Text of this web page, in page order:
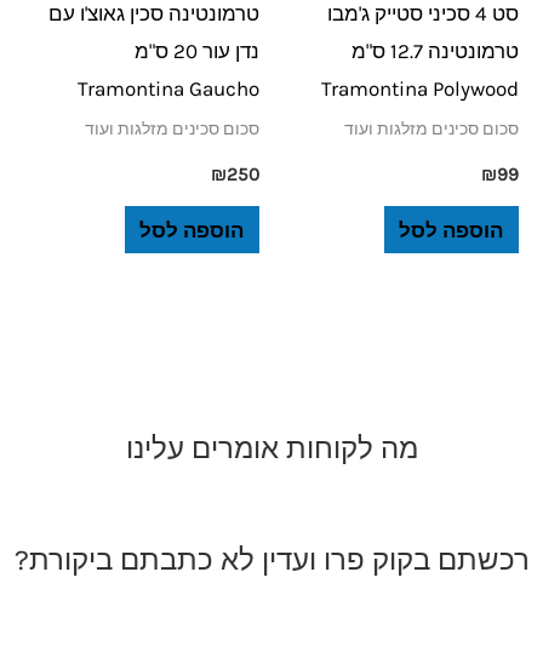
סט 4 סכיני סטייק ג'מבו
טרמונטינה 12.7 ס"מ
Tramontina Polywood
סכום סכינים מזלגות ועוד
₪99
הוספה לסל
טרמונטינה סכין גאוצ'ו עם
נדן עור 20 ס"מ
Tramontina Gaucho
סכום סכינים מזלגות ועוד
₪250
הוספה לסל
מה לקוחות אומרים עלינו
רכשתם בקוק פרו ועדין לא כתבתם ביקורת?